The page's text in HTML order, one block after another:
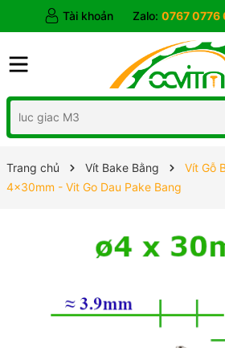
Tài khoản Zalo: 0767 0776
Trang chủ Vít Bake Bằng
Vít Gỗ
4x30mm - Vit Go Dau Pake Bang